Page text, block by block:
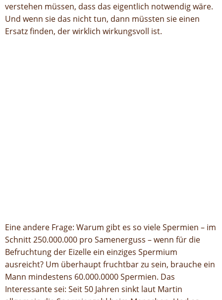
verstehen müssen, dass das eigentlich notwendig wäre.
Und wenn sie das nicht tun, dann müssten sie einen
Ersatz finden, der wirklich wirkungsvoll ist.
Eine andere Frage: Warum gibt es so viele Spermien – im
Schnitt 250.000.000 pro Samenerguss – wenn für die
Befruchtung der Eizelle ein einziges Spermium
ausreicht? Um überhaupt fruchtbar zu sein, brauche ein
Mann mindestens 60.000.0000 Spermien. Das
Interessante sei: Seit 50 Jahren sinkt laut Martin